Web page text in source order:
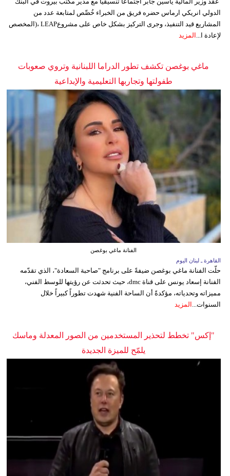
الدولي انريكي ارماس حضره فريق من الخبراء خُصِّص لمتابعة عدد من
المشاريع قيد التنفيذ، وجرى التركيز بشكل خاص على مشروعLEAP ،(المخصص
لإعادة ا... المزيد
ماغي بوغصن تكشف تطور الدراما اللبنانية وتروي صعوبات
طفولتها وتجاربها التعليمية والإبداعية
الفنانة ماغي بوغصن
القاهرة ـ لبنان اليوم
حلّت الفنانة ماغي بوغصن ضيفةً على برنامج "صاحبة السعادة"، الذي تقدّمه
الفنانة إسعاد يونس على قناة dmc، حيث تحدثت عن رؤيتها للوسط الفني،
مميزاته وتحدياته، مؤكدةً أن الساحة الفنية شهدت تطوراً كبيراً خلال
السنوات...
المزيد
"إكس" تخطط لتحذير المستخدمين من الصور المعدلة وماسك
يلمّح للميزة الجديدة